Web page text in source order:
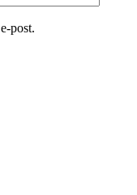
post.